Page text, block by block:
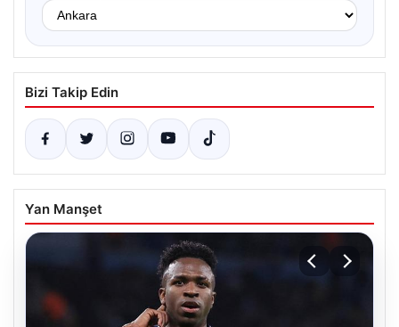
Bizi Takip Edin
Yan Manşet